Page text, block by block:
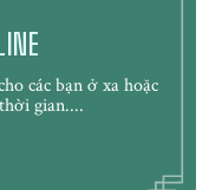
các bạn ở xa hoặc
gian....